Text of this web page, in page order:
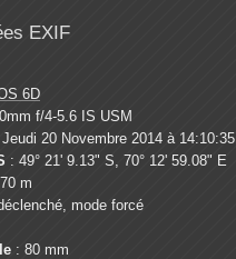
EXIF
6D
f/4-5.6 IS USM
20 Novembre 2014 à 14:10:35
: 49° 21' 9.13" S, 70° 12' 59.08" E
m
mode forcé
: 80 mm